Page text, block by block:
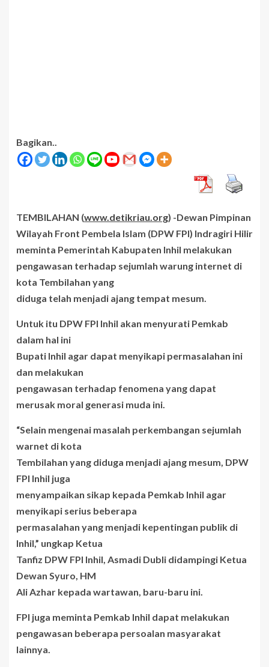
Bagikan..
TEMBILAHAN (www.detikriau.org) -Dewan Pimpinan
Wilayah Front Pembela Islam (DPW FPI) Indragiri Hilir
meminta Pemerintah Kabupaten Inhil melakukan
pengawasan terhadap sejumlah warung internet di
kota Tembilahan yang
diduga telah menjadi ajang tempat mesum.
Untuk itu DPW FPI Inhil akan menyurati Pemkab
dalam hal ini
Bupati Inhil agar dapat menyikapi permasalahan ini
dan melakukan
pengawasan terhadap fenomena yang dapat
merusak moral generasi muda ini.
“Selain mengenai masalah perkembangan sejumlah
warnet di kota
Tembilahan yang diduga menjadi ajang mesum, DPW
FPI Inhil juga
menyampaikan sikap kepada Pemkab Inhil agar
menyikapi serius beberapa
permasalahan yang menjadi kepentingan publik di
Inhil,” ungkap Ketua
Tanfiz DPW FPI Inhil, Asmadi Dubli didampingi Ketua
Dewan Syuro, HM
Ali Azhar kepada wartawan, baru-baru ini.
FPI juga meminta Pemkab Inhil dapat melakukan
pengawasan beberapa persoalan masyarakat
lainnya.